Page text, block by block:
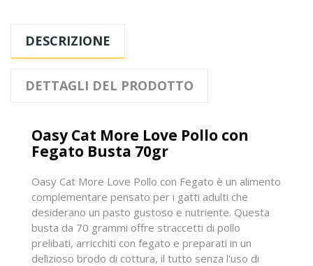
DESCRIZIONE
DETTAGLI DEL PRODOTTO
Oasy Cat More Love Pollo con
Fegato Busta 70gr
Oasy Cat More Love Pollo con Fegato è un alimento
complementare pensato per i gatti adulti che
desiderano un pasto gustoso e nutriente. Questa
busta da 70 grammi offre straccetti di pollo
prelibati, arricchiti con fegato e preparati in un
delizioso brodo di cottura, il tutto senza l'uso di